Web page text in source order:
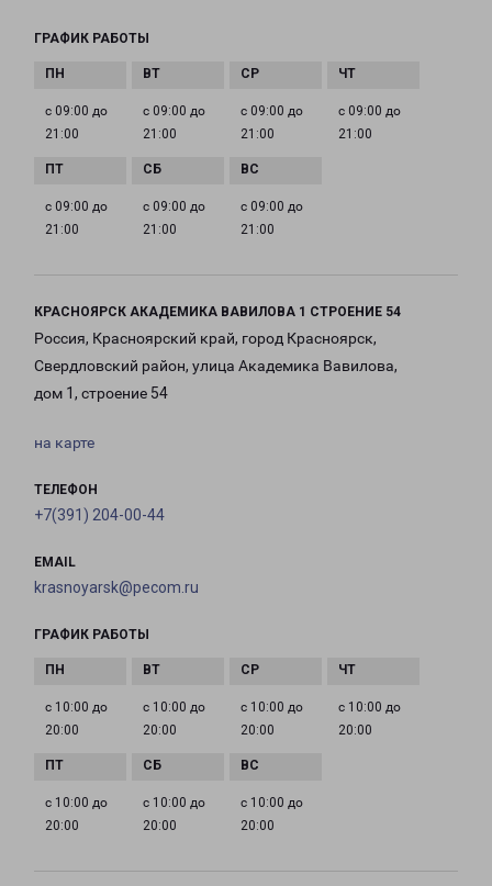
ГРАФИК РАБОТЫ
с 09:00 до
21:00
с 09:00 до
21:00
с 09:00 до
21:00
с 09:00 до
21:00
с 09:00 до
21:00
с 09:00 до
21:00
с 09:00 до
21:00
КРАСНОЯРСК АКАДЕМИКА ВАВИЛОВА 1 СТРОЕНИЕ 54
Россия, Красноярский край, город Красноярск,
Свердловский район, улица Академика Вавилова,
дом 1, строение 54
на карте
ТЕЛЕФОН
+7(391) 204-00-44
EMAIL
krasnoyarsk@pecom.ru
ГРАФИК РАБОТЫ
с 10:00 до
20:00
с 10:00 до
20:00
с 10:00 до
20:00
с 10:00 до
20:00
с 10:00 до
20:00
с 10:00 до
20:00
с 10:00 до
20:00